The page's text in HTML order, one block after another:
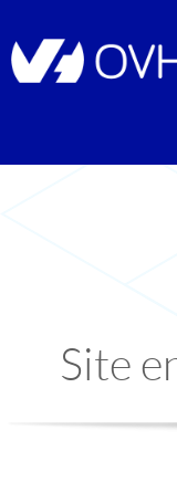
Site